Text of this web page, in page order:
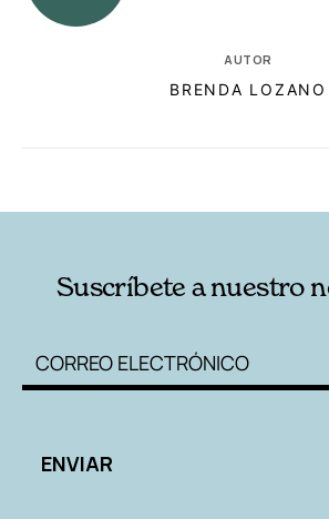
AUTOR
BRENDA LOZANO
Suscríbete a nuestro